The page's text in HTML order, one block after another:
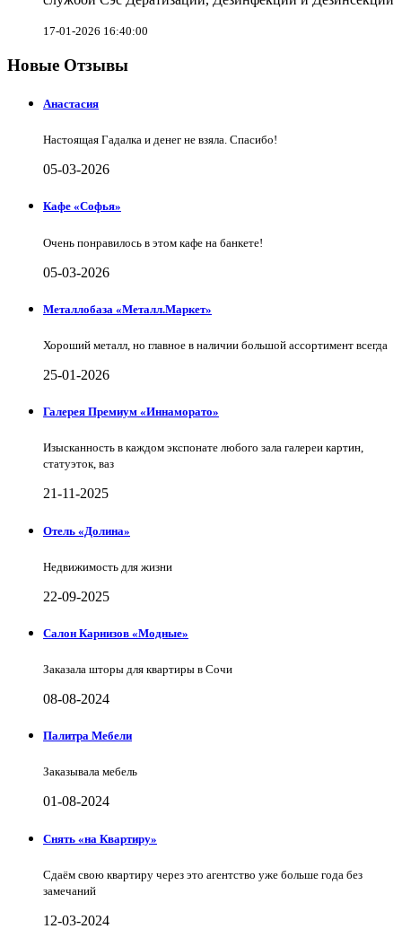
17-01-2026 16:40:00
Новые Отзывы
Анастасия
Настоящая Гадалка и денег не взяла. Спасибо!
05-03-2026
Кафе «Софья»
Очень понравилось в этом кафе на банкете!
05-03-2026
Металлобаза «Металл.Маркет»
Хороший металл, но главное в наличии большой ассортимент всегда
25-01-2026
Галерея Премиум «Иннаморато»
Изысканность в каждом экспонате любого зала галереи картин,
статуэток, ваз
21-11-2025
Отель «Долина»
Недвижимость для жизни
22-09-2025
Салон Карнизов «Модные»
Заказала шторы для квартиры в Сочи
08-08-2024
Палитра Мебели
Заказывала мебель
01-08-2024
Снять «на Квартиру»
Сдаём свою квартиру через это агентство уже больше года без
замечаний
12-03-2024